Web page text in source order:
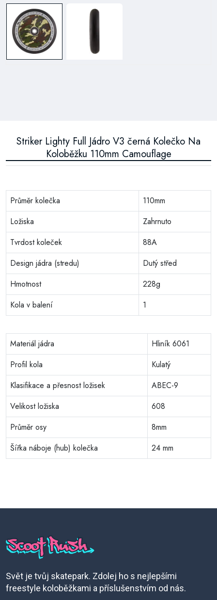
Striker Lighty Full Jádro V3 černá Kolečko Na
Koloběžku 110mm Camouflage
Průměr kolečka
110mm
Ložiska
Zahrnuto
Tvrdost koleček
88A
Design jádra (stredu)
Dutý střed
Hmotnost
228g
Kola v balení
1
Materiál jádra
Hliník 6061
Profil kola
Kulatý
Klasifikace a přesnost ložisek
ABEC-9
Velikost ložiska
608
Průměr osy
8mm
Šířka náboje (hub) kolečka
24 mm
Svět je tvůj skatepark. Zdolej ho s nejlepšími
freestyle koloběžkami a příslušenstvím od nás.